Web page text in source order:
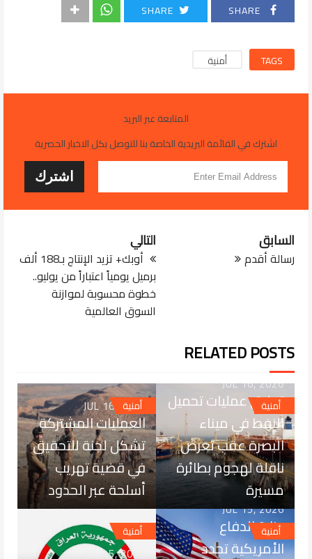
SHARE
SHARE
TAGS أمنية
المتابعة عبر البريد
اشترك في القائمة البريدية الخاصة بنا للتوصل بكل الاخبار الحصرية
التالي
أوبك+ تزيد الإنتاج بـ188 ألف
برميل يومياً اعتباراً من يوليو..
خطوة محسوبة لموازنة
السوق العالمية
السابق
رسالة أقدم
RELATED POSTS
أمنية
JUL 16, 2026
تعليق عمليات تحميل
النفط في ميناء
البصرة عقب تعرض
ناقلة لهجوم بطائرة
مسيرة
أمنية
JUL 16, 2026
العمليات المشتركة
تشكل لجنة للتحقيق
في قضية تهريب
أسلحة عبر الحدود
أمنية
JUL 15, 2026
وزارة الدفاع
الأمريكية تحدد
أمنية
JUL 15, 2026